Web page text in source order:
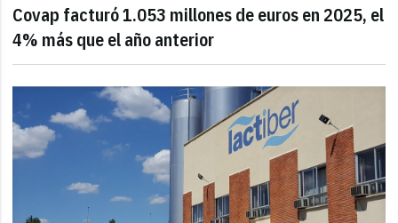
Covap facturó 1.053 millones de euros en 2025, el
4% más que el año anterior